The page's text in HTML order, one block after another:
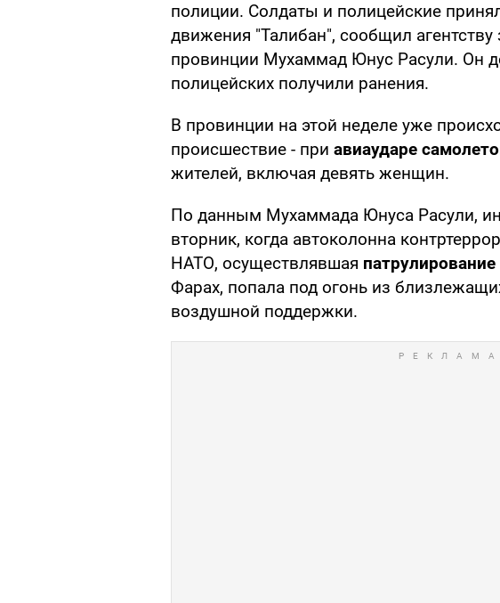
полиции. Солдаты и полицейские
движения "Талибан", сообщил агентству
провинции Мухаммад Юнус Расули. Он
полицейских получили ранения.
В провинции на этой неделе уже
происшествие - при авиаударе
жителей, включая девять женщин.
По данным Мухаммада Юнуса Расули,
вторник, когда автоколонна
НАТО, осуществлявшая
Фарах, попала под огонь из
воздушной поддержки.